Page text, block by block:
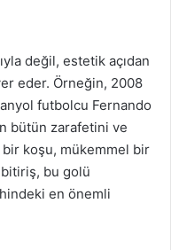
değil, estetik açıdan
eder. Örneğin, 2008
futbolcu Fernando
bütün zarafetini ve
bir koşu, mükemmel bir
bitiriş, bu golü
en önemli